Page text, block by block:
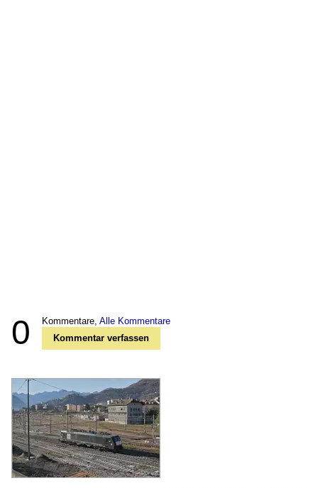
0 Kommentare, Alle Kommentare
Kommentar verfassen